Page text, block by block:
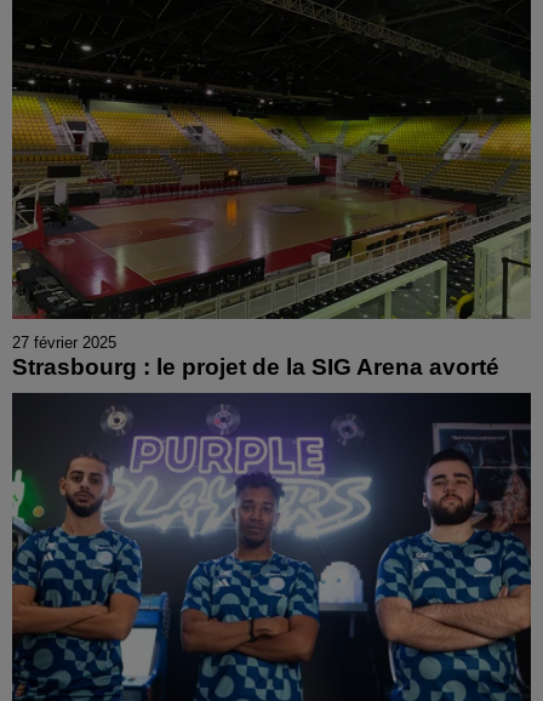
27 février 2025
Strasbourg : le projet de la SIG Arena avorté